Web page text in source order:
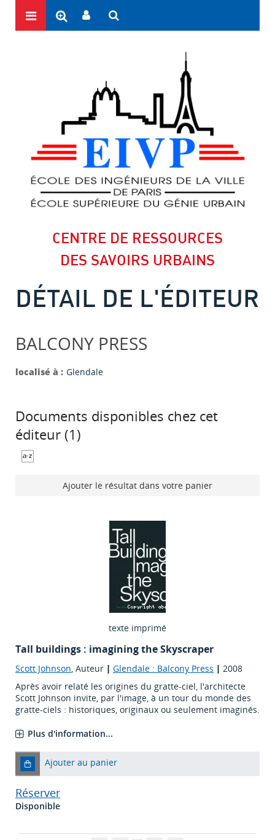
CENTRE DE RESSOURCES
DES SAVOIRS URBAINS
DÉTAIL DE L'ÉDITEUR
BALCONY PRESS
localisé à : Glendale
Documents disponibles chez cet
éditeur (1 )
Ajouter le résultat dans votre panier
texte imprimé
Tall buildings : imagining the Skyscraper
Scott Johnson, Auteur | Glendale : Balcony Press | 2008
Après avoir relaté les origines du gratte-ciel, l'architecte
Scott Johnson invite, par l'image, à un tour du monde des
gratte-ciels : historiques, originaux ou seulement imaginés.
Plus d'information...
Ajouter au panier
Réserver
Disponible